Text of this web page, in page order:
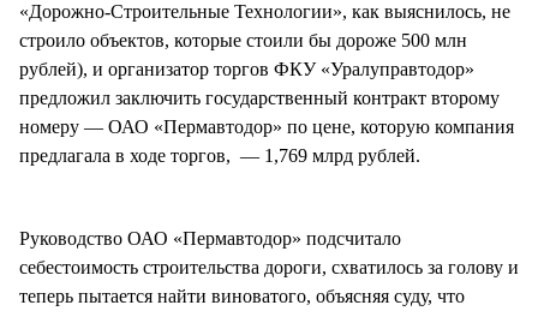
«Дорожно-Строительные Технологии», как выяснилось, не
строило объектов, которые стоили бы дороже 500 млн
рублей), и организатор торгов ФКУ «Уралуправтодор»
предложил заключить государственный контракт второму
номеру — ОАО «Пермавтодор» по цене, которую компания
предлагала в ходе торгов, — 1,769 млрд рублей.
Руководство ОАО «Пермавтодор» подсчитало
себестоимость строительства дороги, схватилось за голову и
теперь пытается найти виноватого, объясняя суду, что